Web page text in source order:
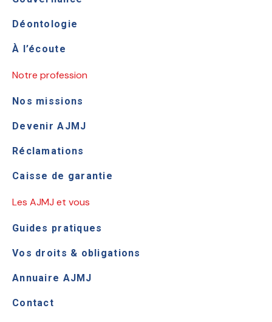
Déontologie
À l’écoute
Notre profession
Nos missions
Devenir AJMJ
Réclamations
Caisse de garantie
Les AJMJ et vous
Guides pratiques
Vos droits & obligations
Annuaire AJMJ
Contact